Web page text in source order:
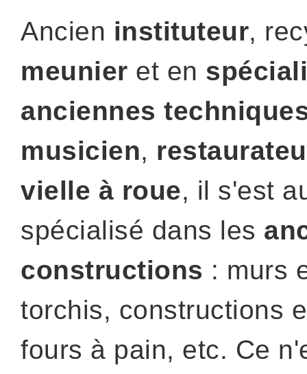
Ancien instituteur,
meunier et en
anciennes
musicien,
vielle à roue, il s'est
spécialisé dans les
constructions : murs
torchis, constructions
fours à pain, etc. Ce